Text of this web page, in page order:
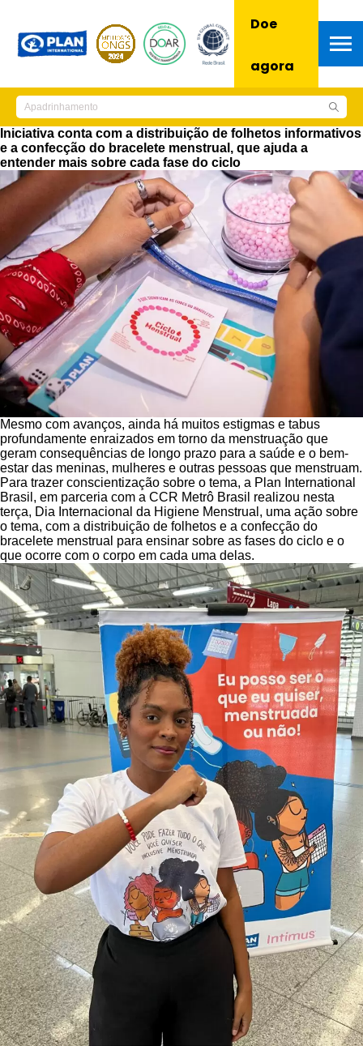
Doe
agora
Iniciativa conta com a distribuição de folhetos informativos
e a confecção do bracelete menstrual, que ajuda a
entender mais sobre cada fase do ciclo
Mesmo com avanços, ainda há muitos estigmas e tabus
profundamente enraizados em torno da menstruação que
geram consequências de longo prazo para a saúde e o bem-
estar das meninas, mulheres e outras pessoas que menstruam.
Para trazer conscientização sobre o tema, a Plan International
Brasil, em parceria com a CCR Metrô Brasil realizou nesta
terça, Dia Internacional da Higiene Menstrual, uma ação sobre
o tema, com a distribuição de folhetos e a confecção do
bracelete menstrual para ensinar sobre as fases do ciclo e o
que ocorre com o corpo em cada uma delas.